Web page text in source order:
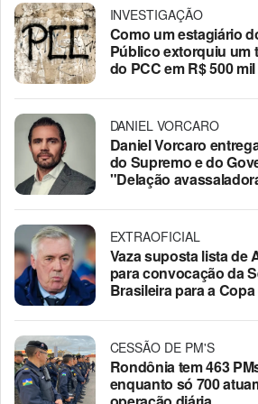
INVESTIGAÇÃO
Como um estagiário
Público extorquiu um
do PCC em R$ 500 mil
DANIEL VORCARO
Daniel Vorcaro
do Supremo e do
"Delação
EXTRAOFICIAL
Vaza suposta lista de
para convocação da
Brasileira para a
CESSÃO DE PM'S
Rondônia tem 463
enquanto só 700